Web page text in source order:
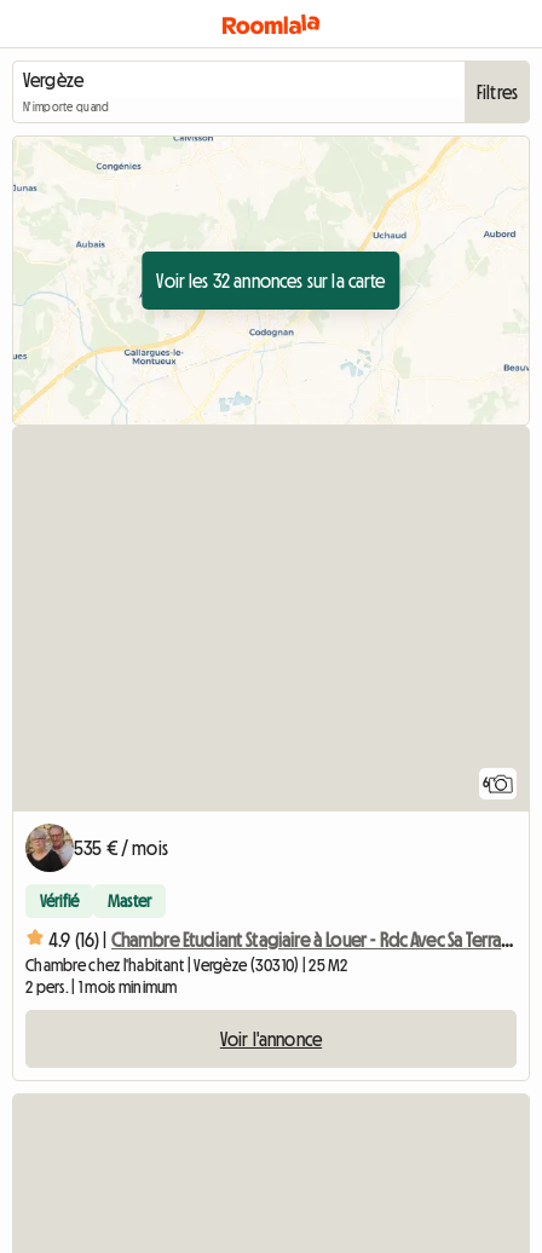
N'importe quand
Filtres
Voir les 32 annonces sur la carte
6
535 € / mois
Vérifié Master
4.9 (16) | Chambre Etudiant Stagiaire à Louer - Rdc Avec Sa Terrasse -
Chambre chez l'habitant | Vergèze (30310) | 25 M2
2 pers. | 1 mois minimum
Voir l'annonce